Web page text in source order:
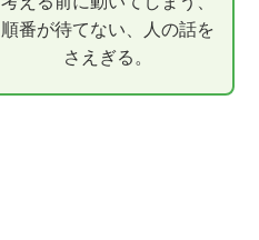
順番が待てない、人の話を
さえぎる。